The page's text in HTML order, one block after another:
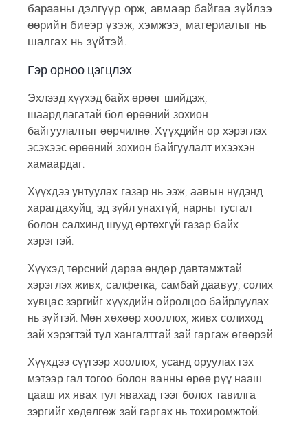
барааны дэлгүүр орж, авмаар байгаа зүйлээ
өөрийн биеэр үзэж, хэмжээ, материалыг нь
шалгах нь зүйтэй.
Гэр орноо цэгцлэх
Эхлээд хүүхэд байх өрөөг шийдэж,
шаардлагатай бол өрөөний зохион
байгуулалтыг өөрчилнө. Хүүхдийн ор хэрэглэх
эсэхээс өрөөний зохион байгуулалт ихээхэн
хамаардаг.
Хүүхдээ унтуулах газар нь ээж, аавын нүдэнд
харагдахуйц, эд зүйл унахгүй, нарны тусгал
болон салхинд шууд өртөхгүй газар байх
хэрэгтэй.
Хүүхэд төрсний дараа өндөр давтамжтай
хэрэглэх живх, салфетка, самбай даавуу, солих
хувцас зэргийг хүүхдийн ойролцоо байрлуулах
нь зүйтэй. Мөн хөхөөр хооллох, живх солиход
зай хэрэгтэй тул хангалттай зай гаргаж өгөөрэй.
Хүүхдээ сүүгээр хооллох, усанд оруулах гэх
мэтээр гал тогоо болон ванны өрөө рүү нааш
цааш их явах тул явахад тээг болох тавилга
зэргийг хөдөлгөж зай гаргах нь тохиромжтой.